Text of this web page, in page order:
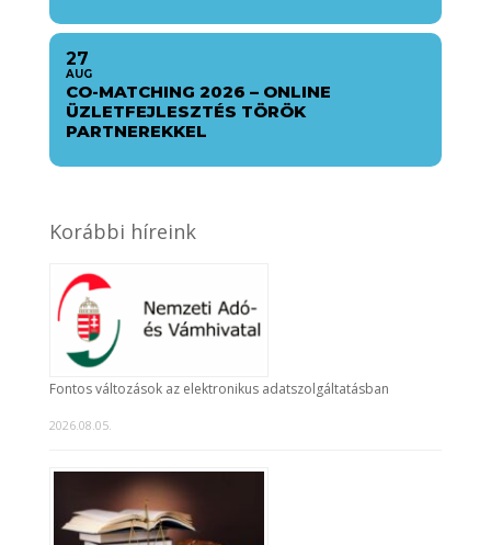
27
AUG
CO-MATCHING 2026 – ONLINE
ÜZLETFEJLESZTÉS TÖRÖK
PARTNEREKKEL
Korábbi híreink
Fontos változások az elektronikus adatszolgáltatásban
2026.08.05.